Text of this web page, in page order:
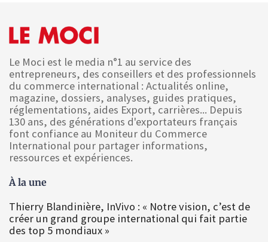
Le Moci est le media n°1 au service des
entrepreneurs, des conseillers et des professionnels
du commerce international : Actualités online,
magazine, dossiers, analyses, guides pratiques,
réglementations, aides Export, carrières... Depuis
130 ans, des générations d'exportateurs français
font confiance au Moniteur du Commerce
International pour partager informations,
ressources et expériences.
À la une
Thierry Blandinière, InVivo : « Notre vision, c’est de
créer un grand groupe international qui fait partie
des top 5 mondiaux »